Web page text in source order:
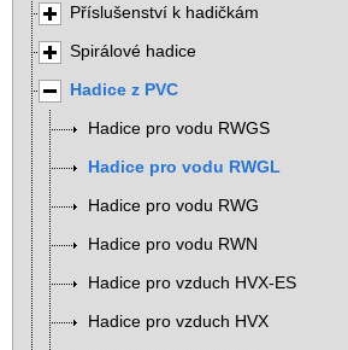
Příslušenství k hadičkám
Spirálové hadice
Hadice z PVC
Hadice pro vodu RWGS
Hadice pro vodu RWGL
Hadice pro vodu RWG
Hadice pro vodu RWN
Hadice pro vzduch HVX-ES
Hadice pro vzduch HVX